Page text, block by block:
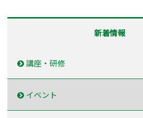
新着情報
講座・研修
イベント